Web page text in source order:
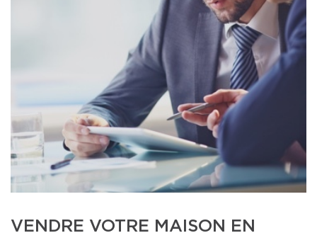
VENDRE VOTRE MAISON EN